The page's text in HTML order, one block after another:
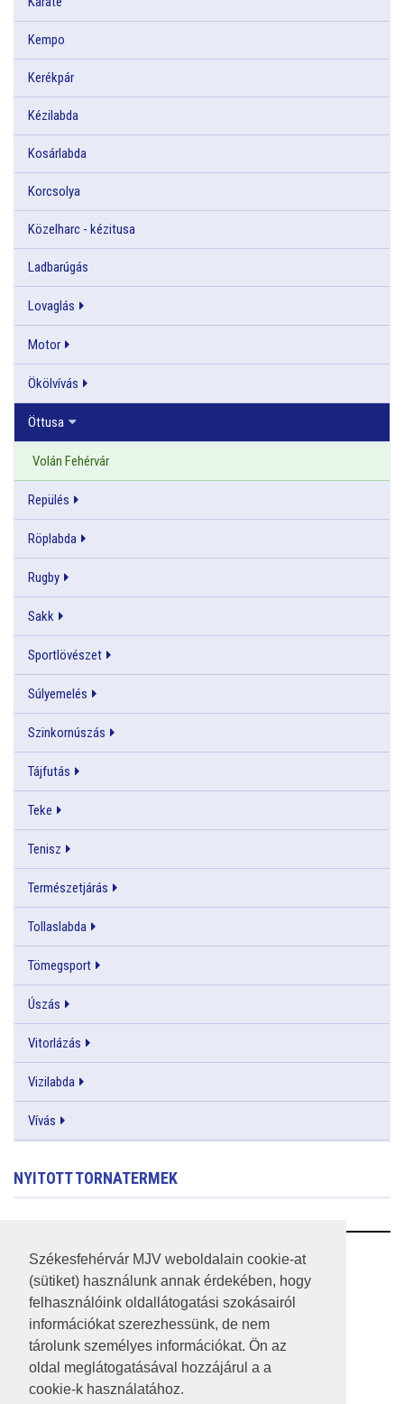
Székesfehérvár MJV weboldalain cookie-at
(sütiket) használunk annak érdekében, hogy
felhasználóink oldallátogatási szokásairól
információkat szerezhessünk, de nem
tárolunk személyes információkat. Ön az
oldal meglátogatásával hozzájárul a a
cookie-k használatához.
Kempo
Kerékpár
Kézilabda
Kosárlabda
Korcsolya
Közelharc - kézitusa
Ladbarúgás
Lovaglás
Motor
Ökölvívás
Öttusa
Volán Fehérvár
Repülés
Röplabda
Rugby
Sakk
Sportlövészet
Súlyemelés
Szinkornúszás
Tájfutás
Teke
Tenisz
Természetjárás
Tollaslabda
Tömegsport
Úszás
Vitorlázás
Vizilabda
Vívás
NYITOTT TORNATERMEK
RSS
A HONLAP 2017.03.31-I ÁLLAPOTA
JOGI NYILATKOZAT
IMPRESSZUM